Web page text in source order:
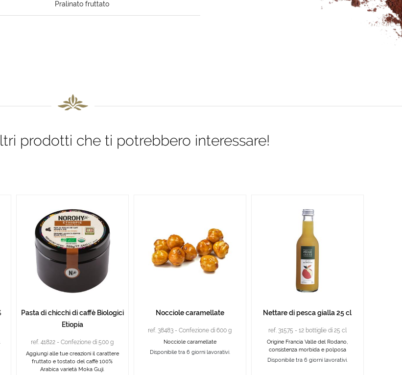
Pralinato fruttato
prodotti che ti potrebbero interessare!
Pasta di chicchi di caffè Biologici
Etiopia
ref. 41822 - Confezione di 500 g
Aggiungi alle tue creazioni il carattere
fruttato e tostato del caffè 100%
Arabica varietà Moka Guji.
Nocciole caramellate
ref. 38483 - Confezione di 600 g
Nocciole caramellate
Disponibile tra 6 giorni lavorativi.
Nettare di pesca gialla 25 cl
ref. 31575 - 12 bottiglie di 25 cl
Origine Francia Valle del Rodano,
consistenza morbida e polposa
Disponibile tra 6 giorni lavorativi.